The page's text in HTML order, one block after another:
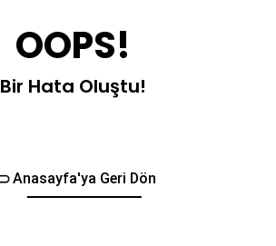
OOPS!
Bir Hata Oluştu!
Anasayfa'ya Geri Dön